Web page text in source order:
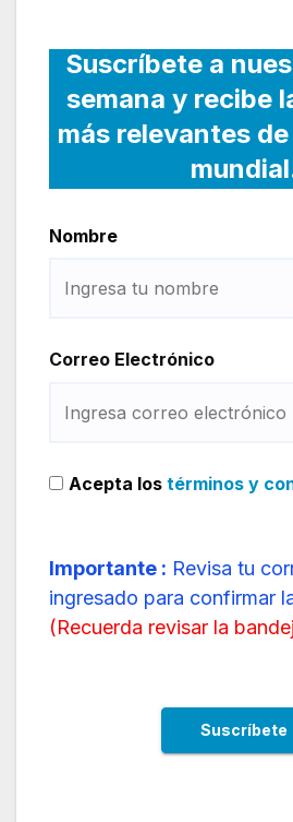
Suscríbete a
semana y recibe
más relevantes
Nombre
Correo Electrónico
Acepta los términos y
Importante : Revisa tu
ingresado para confirmar
(Recuerda revisar la